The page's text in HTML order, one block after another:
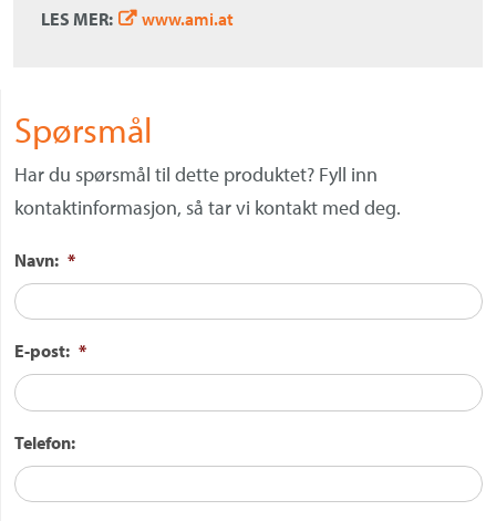
LES MER:
www.ami.at
Spørsmål
Har du spørsmål til dette produktet? Fyll inn
kontaktinformasjon, så tar vi kontakt med deg.
Navn: *
E-post: *
Telefon: